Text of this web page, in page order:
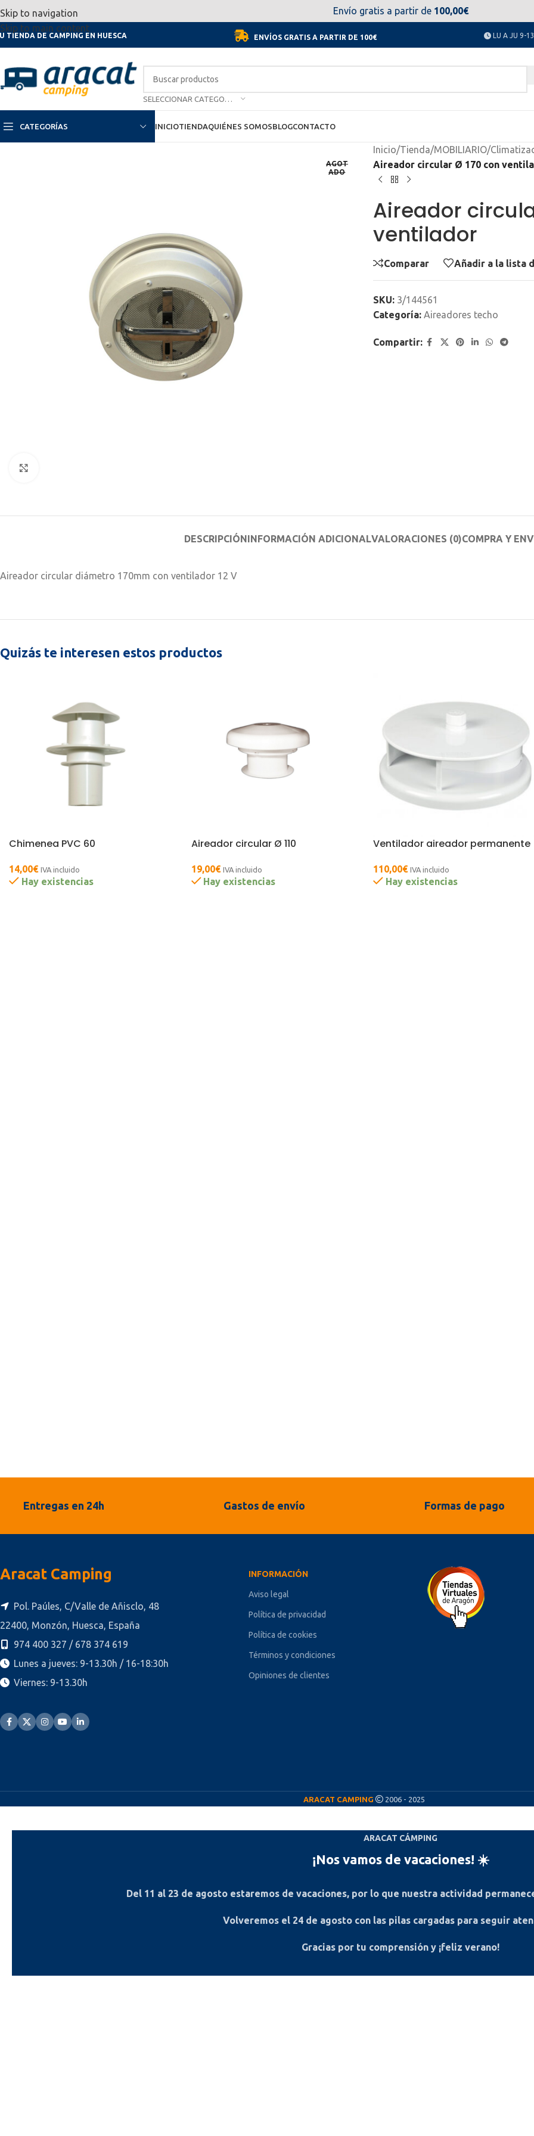
Skip to navigation
Skip to main content
Por motivo de las vacaciones, del día 11 al 23 de agosto no estaremos disponibles.
TIENDA DE CAMPING EN HUESCA ENVÍOS GRATIS A PARTIR DE 100€ LU A JU 9-
CATEGORÍAS INICIOTIENDAQUIÉNES SOMOSBLOGCONTACTO
Envío gratis a partir de 100,00€
AGOT
ADO
Inicio/Tienda/MOBILIARIO/
Aireador circular Ø 170 con
Aireador
ventilador
Comparar Añadir a la lista
SKU: 3/144561
Categoría: Aireadores techo
Compartir:
DESCRIPCIÓNINFORMACIÓN ADICIONALVALORACIONES (0)COMPRA Y
Aireador circular diámetro 170mm con ventilador 12 V
Quizás te interesen estos productos
Chimenea PVC 60
14,00€ IVA incluido
Hay existencias
Aireador circular Ø 110
19,00€ IVA incluido
Hay existencias
Ventilador aireador permanente
110,00€ IVA incluido
Hay existencias
Entregas en 24h Gastos de envío Formas de pago
Aracat Camping
Pol. Paúles, C/Valle de Añisclo, 48
22400, Monzón, Huesca, España
974 400 327 / 678 374 619
Lunes a jueves: 9-13.30h / 16-18:30h
Viernes: 9-13.30h
INFORMACIÓN
Aviso legal
Política de privacidad
Política de cookies
Términos y condiciones
Opiniones de clientes
ARACAT CAMPING 2006 - 2025
ARACAT CÁMPING
¡Nos vamos de vacaciones! ☀️
Del 11 al 23 de agosto estaremos de vacaciones, por lo que nuestra actividad
Volveremos el 24 de agosto con las pilas cargadas para seguir
Gracias por tu comprensión y ¡feliz verano!